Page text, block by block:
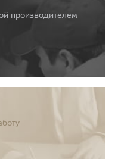
производителем